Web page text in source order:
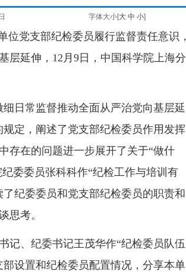
字体大小[大 中 小]
党支部纪检委员履行监督责任意识，
层延伸，12月9日，中国科学院上海分
日常监督推动全面从严治党向基层延
定，阐述了党支部纪检委员作用发挥
存在的问题进一步展开了关于“做什
委委员张科科作“纪检工作与培训有
纪委委员和党支部纪检委员的职责和
思考。
、纪委书记王茂华作“纪检委员队伍
设置和纪检委员配置情况，分享本单